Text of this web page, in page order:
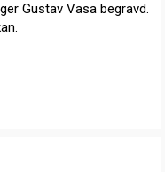
Gustav Vasa begravd.